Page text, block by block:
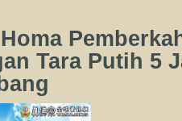
Tara Putih 5